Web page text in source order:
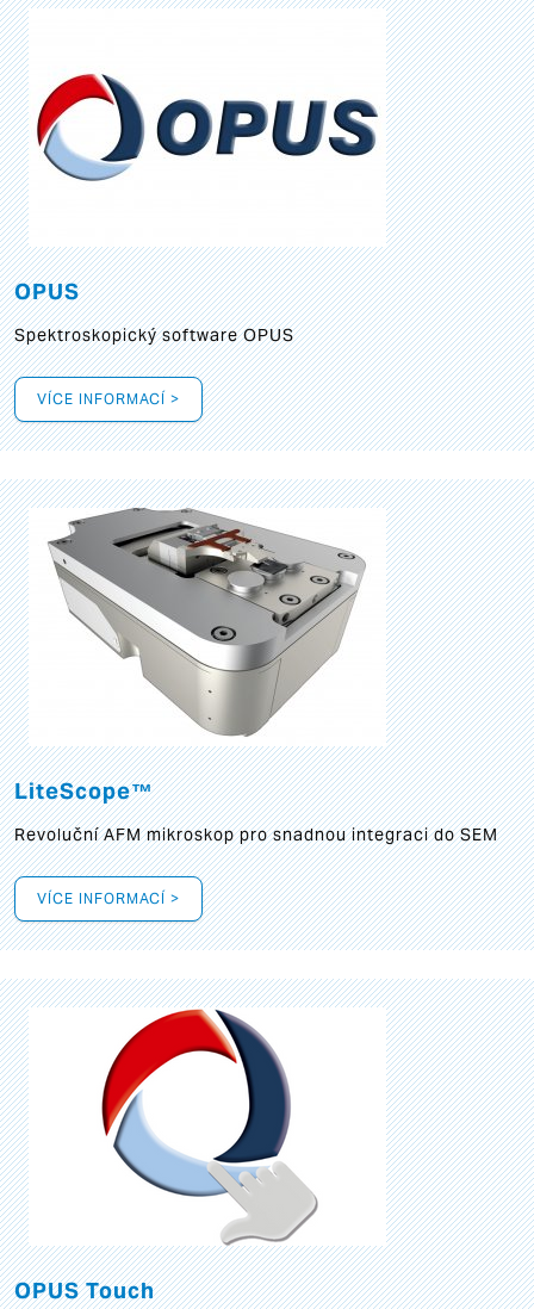
OPUS
Spektroskopický software OPUS
VÍCE INFORMACÍ >
LiteScope™
Revoluční AFM mikroskop pro snadnou integraci do SEM
VÍCE INFORMACÍ >
OPUS Touch